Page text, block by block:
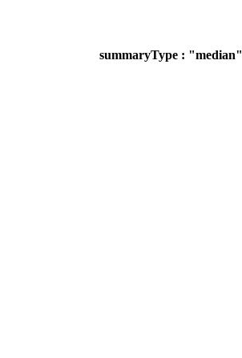
summaryType : "median"